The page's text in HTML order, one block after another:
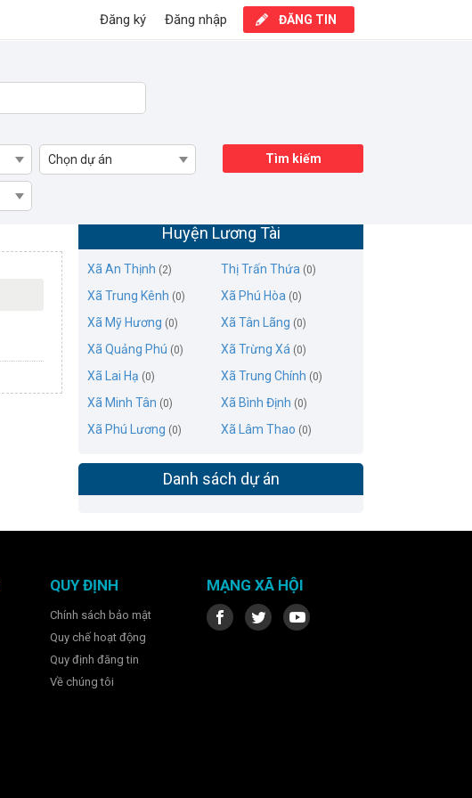
Huyện Lương Tài
Xã An Thịnh (2) Thị Trấn Thứa (0)
Xã Trung Kênh (0) Xã Phú Hòa (0)
Xã Mỹ Hương (0) Xã Tân Lãng (0)
Xã Quảng Phú (0) Xã Trừng Xá (0)
Xã Lai Hạ (0) Xã Trung Chính (0)
Xã Minh Tân (0) Xã Bình Định (0)
Xã Phú Lương (0) Xã Lâm Thao (0)
Danh sách dự án
Chọn dự án Tìm kiếm
ĐĂNG TIN
Đăng nhập
Đăng ký
QUY ĐỊNH
Chính sách bảo mật
Quy chế hoạt động
Quy định đăng tin
Về chúng tôi
MẠNG XÃ HỘI